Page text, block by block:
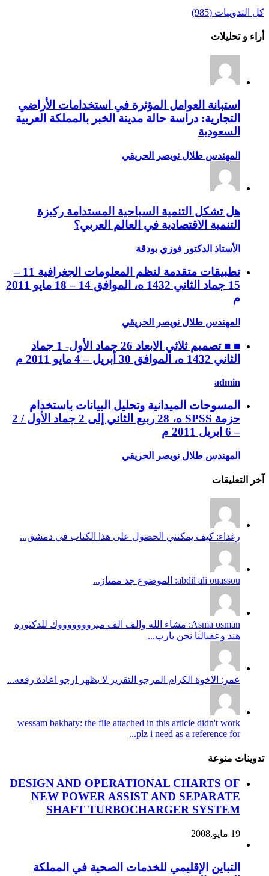
كل التدوينات (985)
أراء و تحليلات
استبانة العوامل المؤثرة في استخدامات الأراضي
التجارية: دراسة حالة مدينة الخبر بالمملكة العربية
السعودية
المهندس طلال نويصر الحريقي
هل تشكل التنمية السياحية المستدامة ركيزة
التنمية الاقتصادية في العالم العربي؟
الأستاذ الدكتور فوزي بودقة
تطبيقات متقدمة لنظم المعلومات الجغرافية 11 –
15 جماد الثاني 1432 ه، الموافق 14 – 18 مايو 2011
م
المهندس طلال نويصر الحريقي
■ ■ تصميم ثلاثي الابعاد 26 جماد الأول- 1 جماد
الثاني 1432 ه، الموافق 30 أبريل – 4 مايو 2011 م
admin
المسوحات الميدانية وتحليل البيانات باستخدام
حزمة SPSS ه، 28 ربيع الثاني إلى 2 جماد الأول / 2
– 6 ابريل 2011 م
المهندس طلال نويصر الحريقي
آخر التعليقات
رغداء: كيف يمكنني الحصول على هذا الكتاب في دمشق...
abdil ali ouassou: الموضوع جد ممتاز...
Asma osman: مشاء الله والف الف مبروووووووك للدكتوره
هند وعقبالنا نحن يارب...
عمر: الاخوة الكرام المرجو التقرير لا يظهر ارجو اعادة رفعه...
wessam bakhaty: the file attached in this article didn't work
plz i need as a reference for...
تدوينات منوعة
DESIGN AND OPERATIONAL CHARTS OF
NEW POWER ASSIST AND SEPARATE
SHAFT TURBOCHARGER SYSTEM
19 مايو,2008
التباين الإقليمي للخدمات الصحية في المملكة